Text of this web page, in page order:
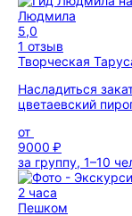
Людмила
5,0
1 отзыв
Творческая
Насладиться
цветаевский
от
9000 ₽
за группу, 1–10
2 часа
Пешком